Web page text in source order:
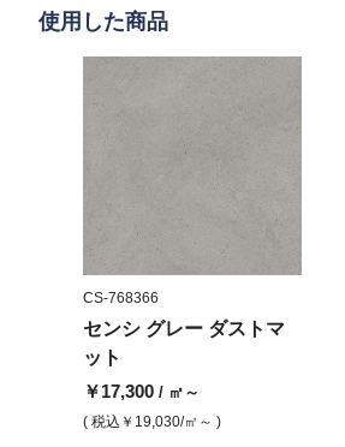
使用した商品
CS-768366
センシ グレー ダストマ
ット
￥17,300 / ㎡～
( 税込 ￥19,030/㎡～ )